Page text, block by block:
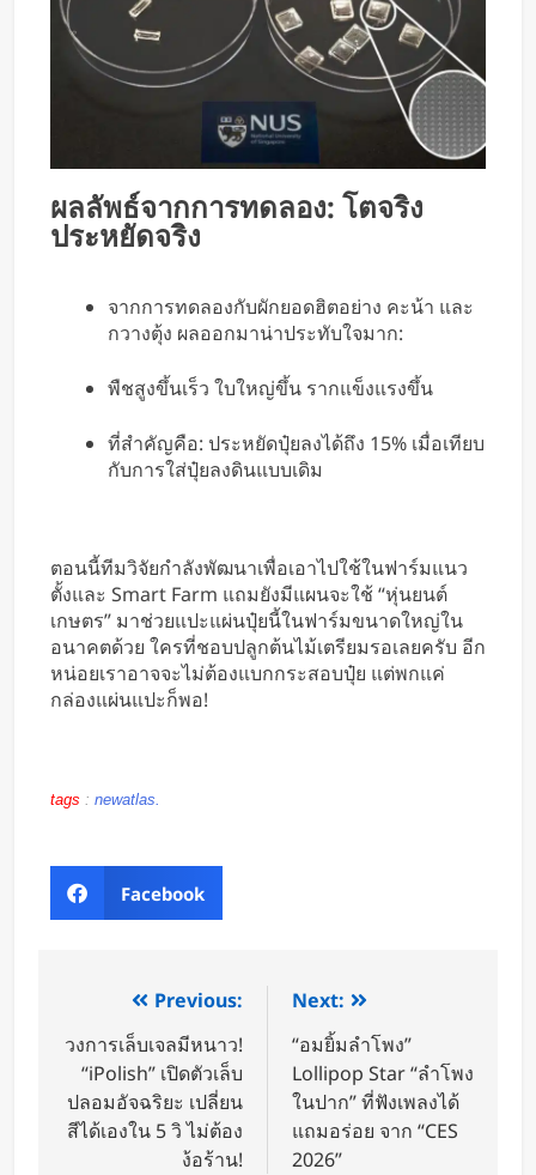
ผลลัพธ์จากการทดลอง: โตจริง
ประหยัดจริง
จากการทดลองกับผักยอดฮิตอย่าง คะน้า และ
กวางตุ้ง ผลออกมาน่าประทับใจมาก:
พืชสูงขึ้นเร็ว ใบใหญ่ขึ้น รากแข็งแรงขึ้น
ที่สำคัญคือ: ประหยัดปุ๋ยลงได้ถึง 15% เมื่อเทียบ
กับการใส่ปุ๋ยลงดินแบบเดิม
ตอนนี้ทีมวิจัยกำลังพัฒนาเพื่อเอาไปใช้ในฟาร์มแนว
ตั้งและ Smart Farm แถมยังมีแผนจะใช้ “หุ่นยนต์
เกษตร” มาช่วยแปะแผ่นปุ๋ยนี้ในฟาร์มขนาดใหญ่ใน
อนาคตด้วย ใครที่ชอบปลูกต้นไม้เตรียมรอเลยครับ อีก
หน่อยเราอาจจะไม่ต้องแบกกระสอบปุ๋ย แต่พกแค่
กล่องแผ่นแปะก็พอ!
tags : newatlas.
Facebook
Previous:
วงการเล็บเจลมีหนาว!
“iPolish” เปิดตัวเล็บ
ปลอมอัจฉริยะ เปลี่ยน
สีได้เองใน 5 วิ ไม่ต้อง
ง้อร้าน!
Next:
“อมยิ้มลำโพง”
Lollipop Star “ลำโพง
ในปาก” ที่ฟังเพลงได้
แถมอร่อย จาก “CES
2026”